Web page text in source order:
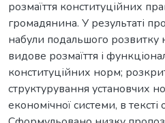
розмаїття конституційних
громадянина. У результаті
набули подальшого розвитку
видове розмаїття і
конституційних норм;
структурування установчих
економічної системи, в